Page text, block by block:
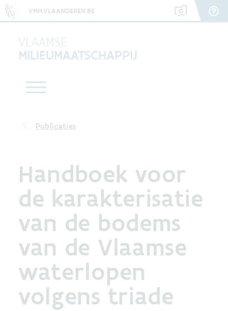
VMM.VLAANDEREN.BE
VLAAMSE
MILIEUMAATSCHAPPIJ
Publicaties
Handboek voor
de karakterisatie
van de bodems
van de Vlaamse
waterlopen
volgens triade